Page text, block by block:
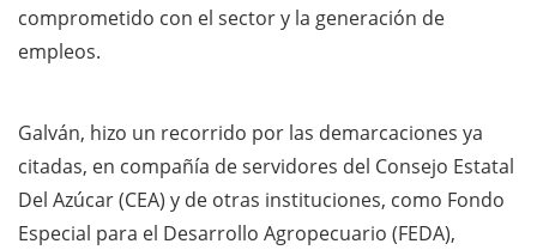
comprometido con el sector y la generación de
empleos.
Galván, hizo un recorrido por las demarcaciones ya
citadas, en compañía de servidores del Consejo Estatal
Del Azúcar (CEA) y de otras instituciones, como Fondo
Especial para el Desarrollo Agropecuario (FEDA),